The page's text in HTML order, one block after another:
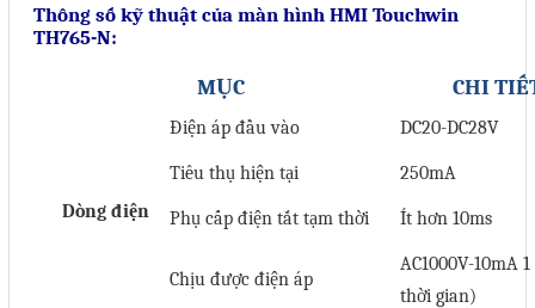
Thông số kỹ thuật của màn hình HMI Touchwin
TH765-N:
MỤC CHI
Dòng điện
Điện áp đầu vào DC20-DC28V
Tiêu thụ hiện tại 250mA
Phụ cấp điện tắt tạm thời Ít hơn 10ms
Chịu được điện áp
AC1000V-10mA
thời gian)
Sửa Bộ điều khiển Servo, Bộ
Lập trình màn hình HMI